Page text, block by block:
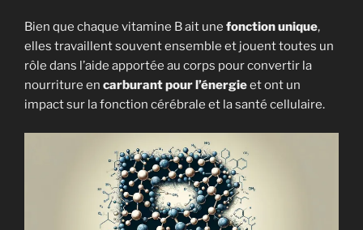
Bien que chaque vitamine B ait une fonction unique,
elles travaillent souvent ensemble et jouent toutes un
rôle dans l’aide apportée au corps pour convertir la
nourriture en carburant pour l’énergieet ont un
impact sur la fonction cérébrale et la santé cellulaire.